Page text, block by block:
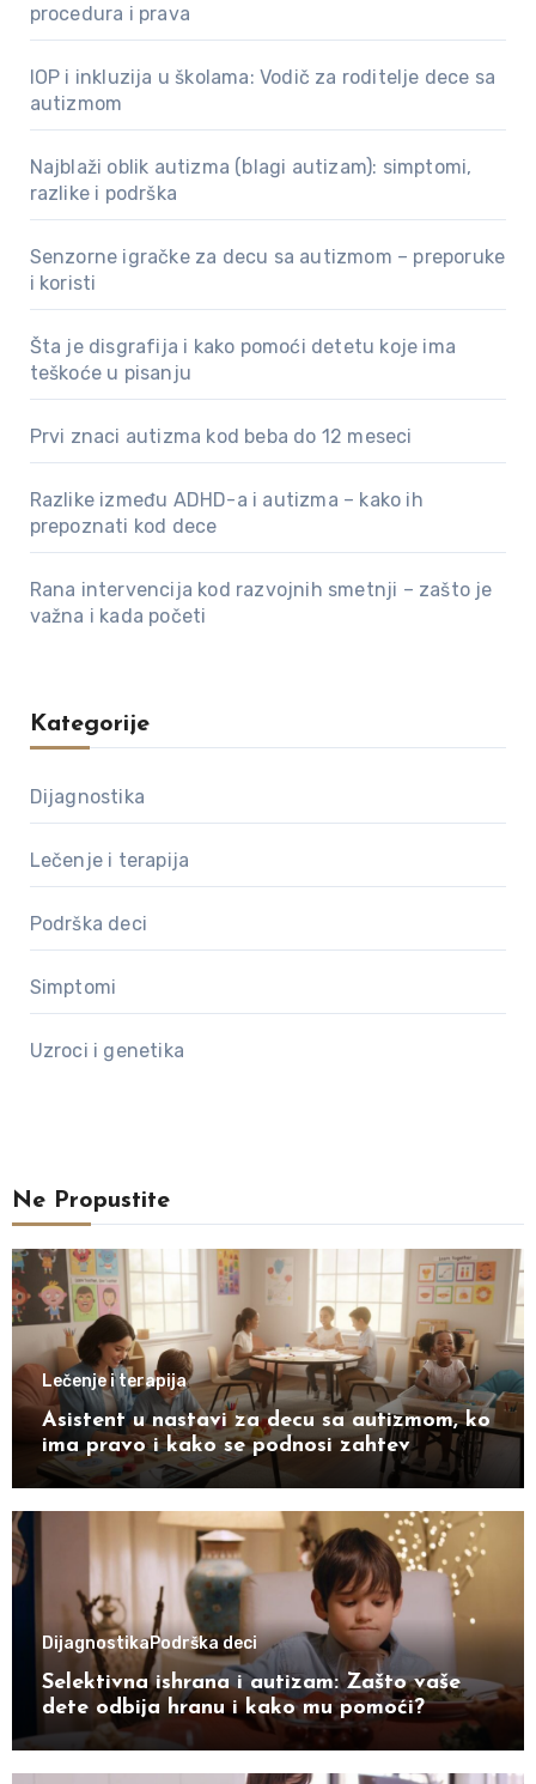
procedura i prava
IOP i inkluzija u školama: Vodič za roditelje dece sa
autizmom
Najblaži oblik autizma (blagi autizam): simptomi,
razlike i podrška
Senzorne igračke za decu sa autizmom – preporuke
i koristi
Šta je disgrafija i kako pomoći detetu koje ima
teškoće u pisanju
Prvi znaci autizma kod beba do 12 meseci
Razlike između ADHD-a i autizma – kako ih
prepoznati kod dece
Rana intervencija kod razvojnih smetnji – zašto je
važna i kada početi
Kategorije
Dijagnostika
Lečenje i terapija
Podrška deci
Simptomi
Uzroci i genetika
Ne Propustite
Lečenje i terapija
Asistent u nastavi za decu sa autizmom, ko
ima pravo i kako se podnosi zahtev
DijagnostikaPodrška deci
Selektivna ishrana i autizam: Zašto vaše
dete odbija hranu i kako mu pomoći?